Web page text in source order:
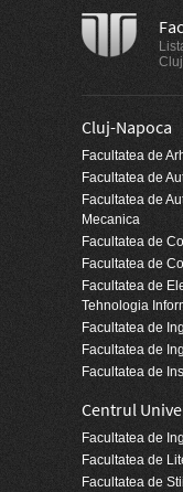
Cluj-Napoca
Facultatea de
Facultatea de
Facultatea de
Mecanica
Facultatea de
Facultatea de
Facultatea de
Tehnologia
Facultatea de
Facultatea de
Facultatea de
Centrul
Facultatea de
Facultatea de
Facultatea de